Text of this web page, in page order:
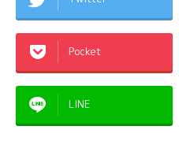
Pocket
LINE